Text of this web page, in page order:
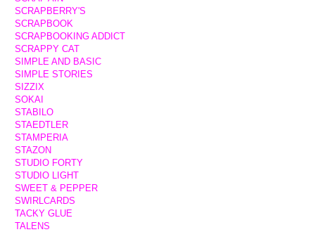
SCRAPBERRY'S
SCRAPBOOK
SCRAPBOOKING ADDICT
SCRAPPY CAT
SIMPLE AND BASIC
SIMPLE STORIES
SIZZIX
SOKAI
STABILO
STAEDTLER
STAMPERIA
STAZON
STUDIO FORTY
STUDIO LIGHT
SWEET & PEPPER
SWIRLCARDS
TACKY GLUE
TALENS